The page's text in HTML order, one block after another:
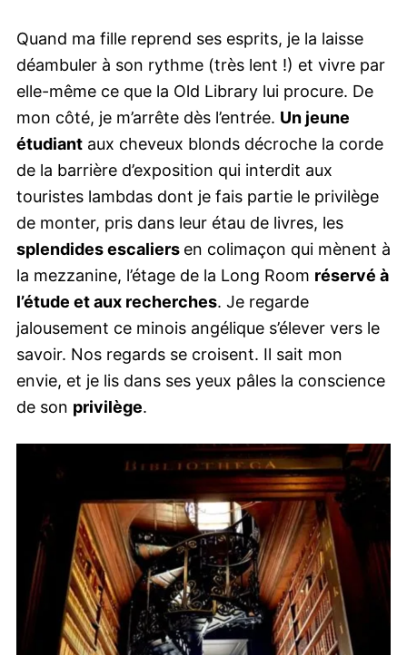
Quand ma fille reprend ses esprits, je la laisse
déambuler à son rythme (très lent !) et vivre par
elle-même ce que la Old Library lui procure. De
mon côté, je m’arrête dès l’entrée. Un jeune
étudiant aux cheveux blonds décroche la corde
de la barrière d’exposition qui interdit aux
touristes lambdas dont je fais partie le privilège
de monter, pris dans leur étau de livres, les
splendides escaliers en colimaçon qui mènent à
la mezzanine, l’étage de la Long Room réservé à
l’étude et aux recherches. Je regarde
jalousement ce minois angélique s’élever vers le
savoir. Nos regards se croisent. Il sait mon
envie, et je lis dans ses yeux pâles la conscience
de son privilège.